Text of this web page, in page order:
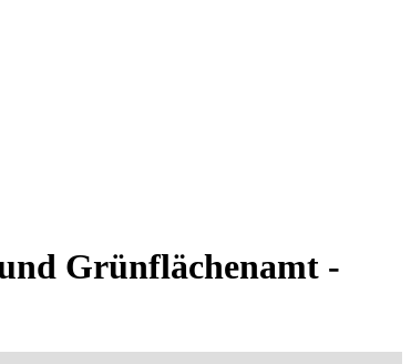
Grünflächenamt -